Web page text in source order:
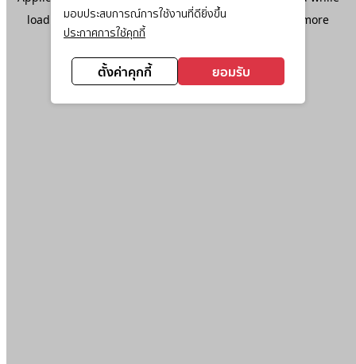
มอบประสบการณ์การใช้งานที่ดียิ่งขึ้น
ประกาศการใช้คุกกี้
ตั้งค่าคุกกี้ ยอมรับ
loadingwww.ktc.co.th(see the browser console
for more
information).